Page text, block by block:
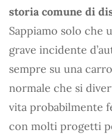
storia comune di
Sappiamo solo che
grave incidente
sempre su una
normale che si
vita probabilmente
con molti progetti